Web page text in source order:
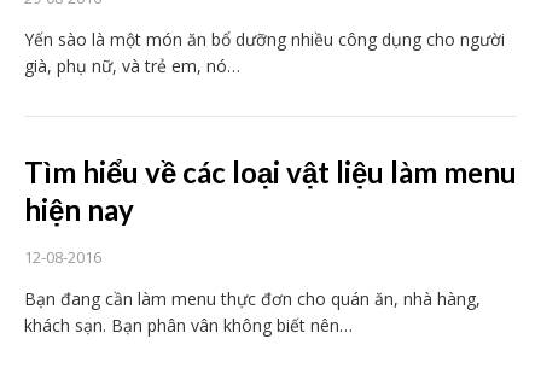
Yến sào là một món ăn bổ dưỡng nhiều công dụng cho người
già, phụ nữ, và trẻ em, nó…
Tìm hiểu về các loại vật liệu làm menu
hiện nay
12-08-2016
Bạn đang cần làm menu thực đơn cho quán ăn, nhà hàng,
khách sạn. Bạn phân vân không biết nên…